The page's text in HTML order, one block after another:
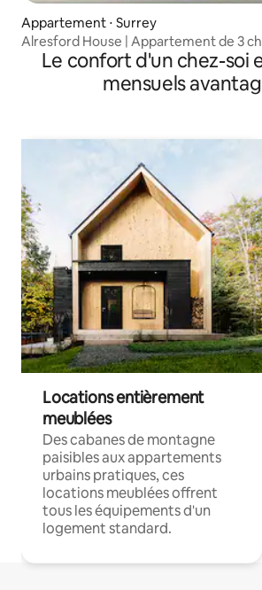
Appartement ⋅ Surrey
Alresford House | Appartement de 3
Le confort d'un chez-soi
mensuels
Locations entièrement
meublées
Des cabanes de montagne
paisibles aux appartements
urbains pratiques, ces
locations meublées offrent
tous les équipements d'un
logement standard.